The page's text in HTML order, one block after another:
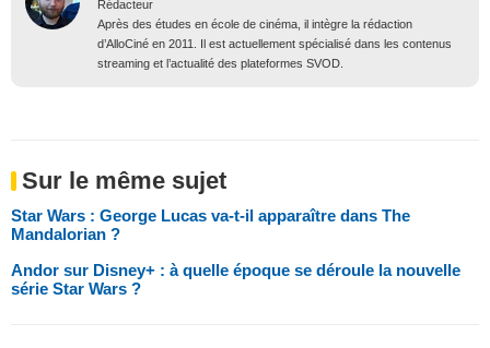
Rédacteur
Après des études en école de cinéma, il intègre la rédaction
d’AlloCiné en 2011. Il est actuellement spécialisé dans les contenus
streaming et l’actualité des plateformes SVOD.
Sur le même sujet
Star Wars : George Lucas va-t-il apparaître dans The
Mandalorian ?
Andor sur Disney+ : à quelle époque se déroule la nouvelle
série Star Wars ?